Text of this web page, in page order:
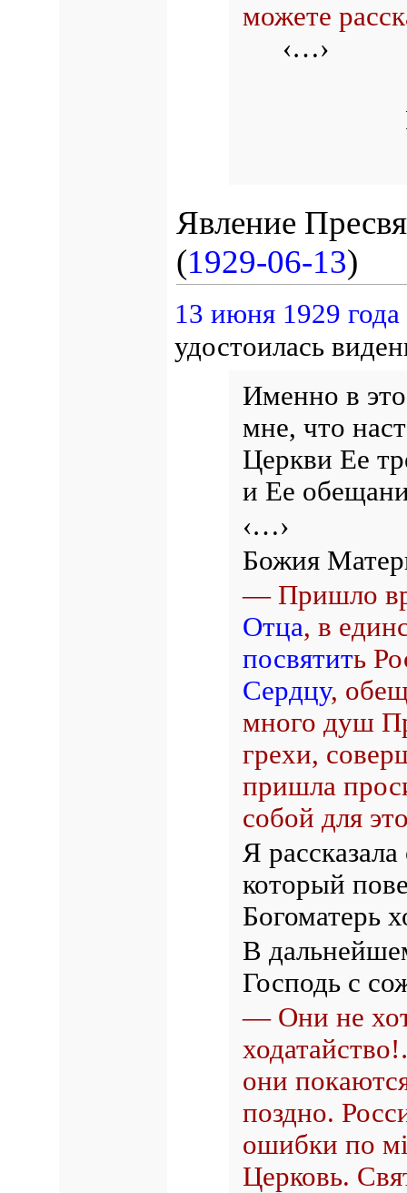
можете
‹…›
Явление
(1929-06-13)
13 июня 1929 года
удостоилась
Именно в
мне, что
Церкви Ее
и Ее
‹…›
Божия
— Пришло
Отца, в
посвятить
Сердцу,
много душ
грехи,
пришла
собой для
Я
который
Богоматерь
В
Господь с
— Они не
они
поздно.
ошибки по
Церковь.